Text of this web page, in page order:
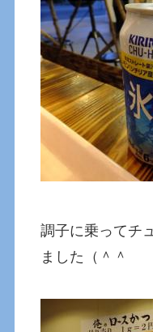
調子に乗ってチ
ました（＾＾